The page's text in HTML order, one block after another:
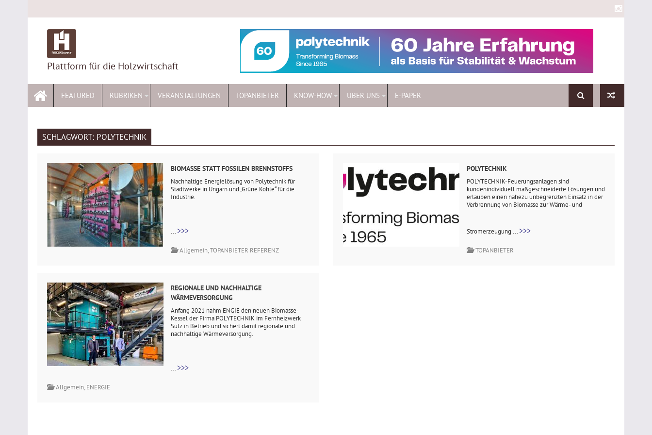
to
Plattform für die Holzwirtschaft
FEATURED RUBRIKEN VERANSTALTUNGEN TOPANBIETER KNOW-HOW ÜBER UNS E-PAPER
SCHLAGWORT: POLYTECHNIK
BIOMASSE STATT FOSSILEN BRENNSTOFFS
Nachhaltige Energielösung von Polytechnik für
Stadtwerke in Ungarn und „Grüne Kohle“ für die
Industrie.
... >>>
Allgemein,TOPANBIETER REFERENZ
POLYTECHNIK
POLYTECHNIK-Feuerungsanlagen sind
kundenindividuell maßgeschneiderte Lösungen und
erlauben einen nahezu unbegrenzten Einsatz in der
Verbrennung von Biomasse zur Wärme- und
Stromerzeugung ... >>>
TOPANBIETER
REGIONALE UND NACHHALTIGE
WÄRMEVERSORGUNG
Anfang 2021 nahm ENGIE den neuen Biomasse-
Kessel der Firma POLYTECHNIK im Fernheizwerk
Sulz in Betrieb und sichert damit regionale und
nachhaltige Wärmeversorgung.
... >>>
Allgemein, ENERGIE